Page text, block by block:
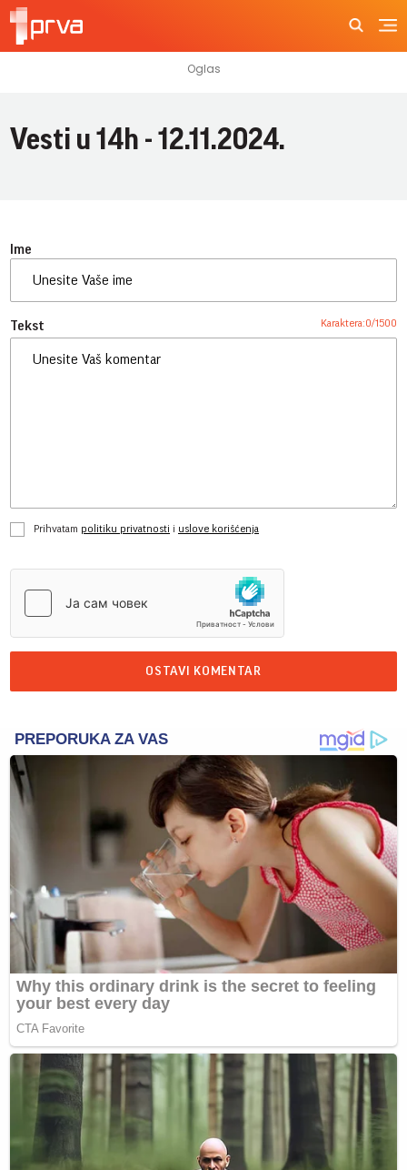
Vesti u 14h - 12.11.2024.
Ime
Tekst Karaktera:0/1500
Prihvatam politiku privatnosti i uslove korišćenja
OSTAVI KOMENTAR